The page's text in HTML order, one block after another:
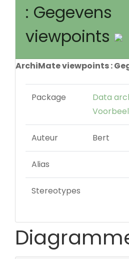
: Gegevens
viewpoints
ArchiMate viewpoints :
Package
Data
Auteur Bert
Alias
Stereotypes